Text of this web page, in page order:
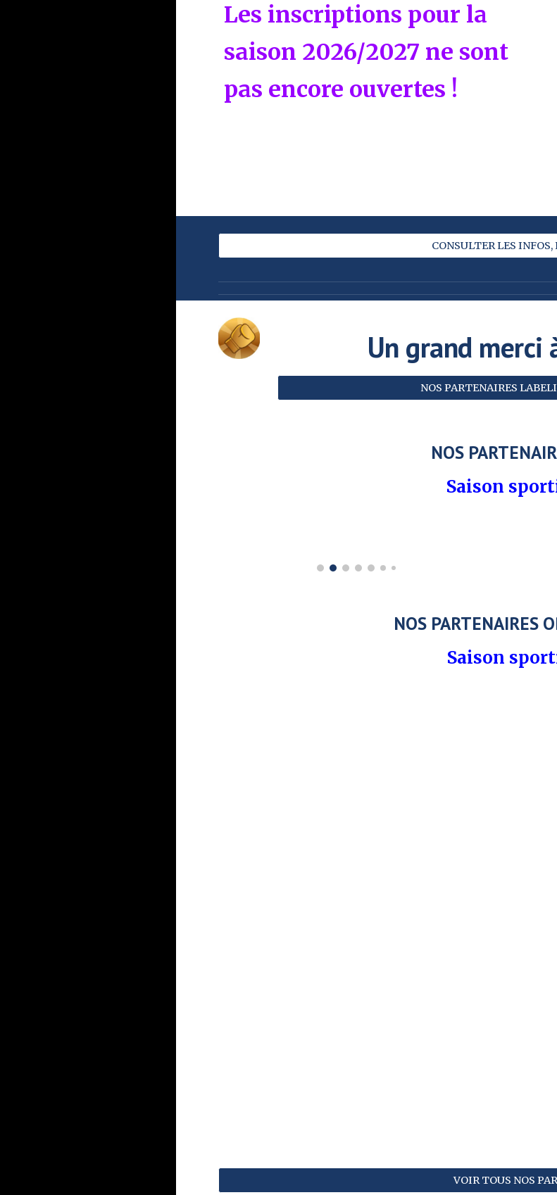
Les inscriptions pour la
saison 2026/2027 ne sont
pas encore ouvertes !
CONSULTER LES
Un grand merci
NOS PARTENAIRES
NOS
Saison
NOS PARTENAIRES
Saison
VOIR TOUS NOS